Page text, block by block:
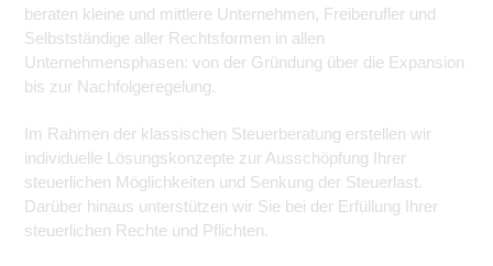
beraten kleine und mittlere Unternehmen, Freiberufler und
Selbstständige aller Rechtsformen in allen
Unternehmensphasen: von der Gründung über die Expansion
bis zur Nachfolgeregelung.
Im Rahmen der klassischen Steuerberatung erstellen wir
individuelle Lösungskonzepte zur Ausschöpfung Ihrer
steuerlichen Möglichkeiten und Senkung der Steuerlast.
Darüber hinaus unterstützen wir Sie bei der Erfüllung Ihrer
steuerlichen Rechte und Pflichten.